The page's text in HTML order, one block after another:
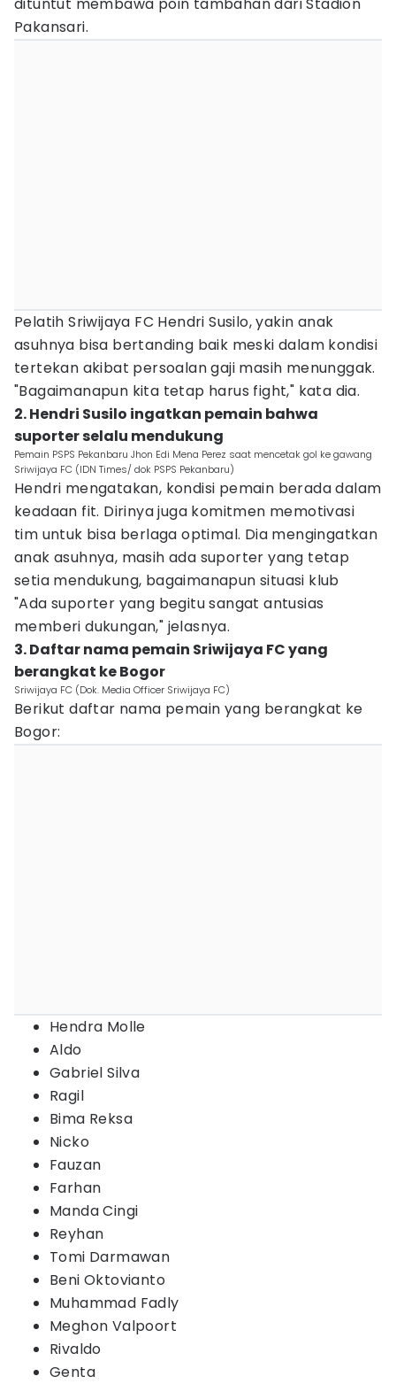
Pakansari.
Pelatih Sriwijaya FC Hendri Susilo, yakin anak
asuhnya bisa bertanding baik meski dalam kondisi
tertekan akibat persoalan gaji masih menunggak.
"Bagaimanapun kita tetap harus fight," kata dia.
2. Hendri Susilo ingatkan pemain bahwa
suporter selalu mendukung
Pemain PSPS Pekanbaru Jhon Edi Mena Perez saat mencetak gol ke gawang
Sriwijaya FC (IDN Times/ dok PSPS Pekanbaru)
Hendri mengatakan, kondisi pemain berada dalam
keadaan fit. Dirinya juga komitmen memotivasi
tim untuk bisa berlaga optimal. Dia mengingatkan
anak asuhnya, masih ada suporter yang tetap
setia mendukung, bagaimanapun situasi klub
"Ada suporter yang begitu sangat antusias
memberi dukungan," jelasnya.
3. Daftar nama pemain Sriwijaya FC yang
berangkat ke Bogor
Sriwijaya FC (Dok. Media Officer Sriwijaya FC)
Berikut daftar nama pemain yang berangkat ke
Bogor:
Hendra Molle
Aldo
Gabriel Silva
Ragil
Bima Reksa
Nicko
Fauzan
Farhan
Manda Cingi
Reyhan
Tomi Darmawan
Beni Oktovianto
Muhammad Fadly
Meghon Valpoort
Rivaldo
Genta